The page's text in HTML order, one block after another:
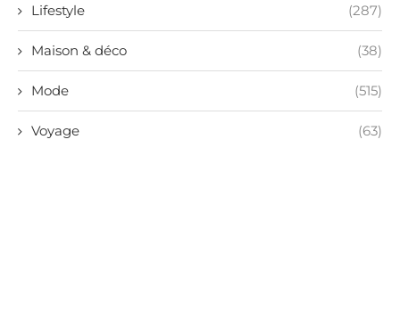
Lifestyle (287)
Maison & déco (38)
Mode (515)
Voyage (63)